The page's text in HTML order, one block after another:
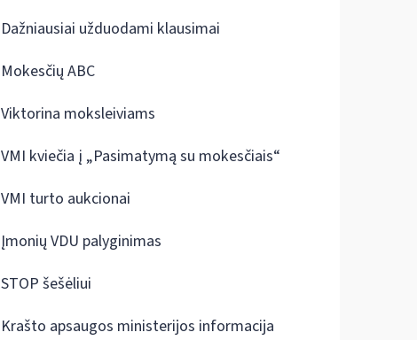
Dažniausiai užduodami klausimai
Mokesčių ABC
Viktorina moksleiviams
VMI kviečia į „Pasimatymą su mokesčiais“
VMI turto aukcionai
Įmonių VDU palyginimas
STOP šešėliui
Krašto apsaugos ministerijos informacija